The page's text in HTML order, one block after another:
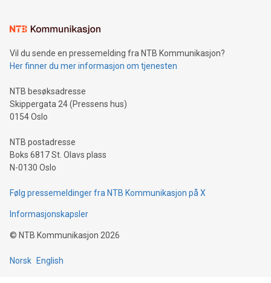
Vil du sende en pressemelding fra NTB Kommunikasjon?
Her finner du mer informasjon om tjenesten
NTB besøksadresse
Skippergata 24 (Pressens hus)
0154 Oslo
NTB postadresse
Boks 6817 St. Olavs plass
N-0130 Oslo
Følg pressemeldinger fra NTB Kommunikasjon på X
Informasjonskapsler
© NTB Kommunikasjon 2026
Norsk English